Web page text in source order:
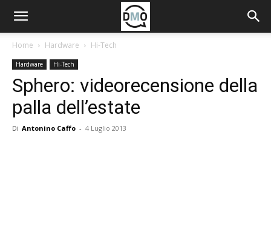
Home Hardware Hi-Tech
Hardware Hi-Tech
Sphero: videorecensione della
palla dell’estate
Di Antonino Caffo - 4 Luglio 2013